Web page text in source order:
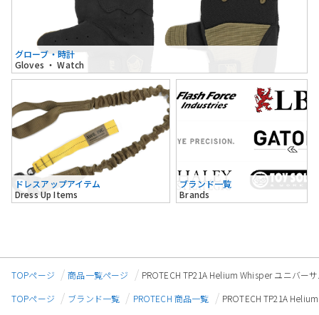
グローブ・時計
Gloves ・ Watch
ドレスアップアイテム
Dress Up Items
ブランド一覧
Brands
TOPページ 商品一覧ページ
PROTECH TP21A Helium Whisper ユニバー
TOPページ
ブランド一覧 PROTECH 商品一覧
PROTECH TP21A